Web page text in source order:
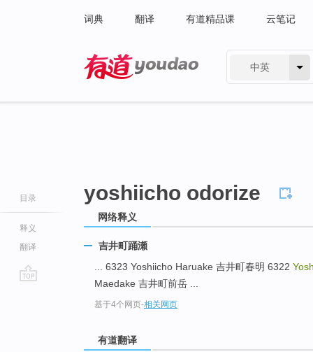
词典 翻译 有道精品课 云笔记
中英
目录
释义
翻译
yoshiicho odorize
网络释义
吉井町踊瀬
... 6323 Yoshiicho Haruake 吉井町春明 6322
Maedake 吉井町前岳 ...
基于4个网页-相关网页
有道翻译